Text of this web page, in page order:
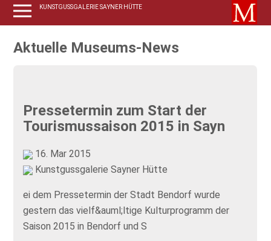
KUNSTGUSSGALERIE SAYNER HÜTTE
Aktuelle Museums-News
Pressetermin zum Start der
Tourismussaison 2015 in Sayn
16. Mar 2015
Kunstgussgalerie Sayner Hütte
ei dem Pressetermin der Stadt Bendorf wurde
gestern das vielf&auml;ltige Kulturprogramm der
Saison 2015 in Bendorf und S